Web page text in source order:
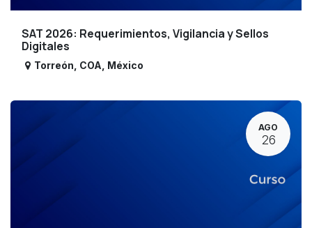
SAT 2026: Requerimientos, Vigilancia y Sellos
Digitales
Torreón COA México
AGO
26